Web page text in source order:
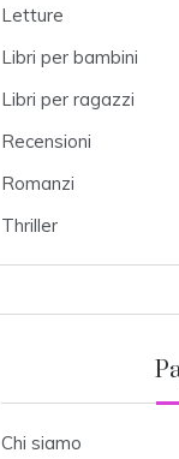
Letture
Libri per bambini
Libri per ragazzi
Recensioni
Romanzi
Thriller
Chi siamo